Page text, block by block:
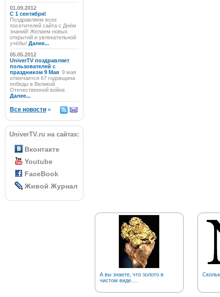
01.09.2012
C 1 сентября!
Поздравляем всех
посетителей сайта с Днём
знаний! Желаем новых
открытий и увлекательной
учёбы! Далее...
05.05.2012
UniverTV поздравляет
пользователей с
праздником 9 Мая 9 мая
отмечается 67 годовщина
победы в Великой
Отечественной войне.
Далее...
Все новости »
UniverTV.ru на сайтах:
Вконтакте
Youtube
FaceBook
Живой Журнал
А вы знаете, что золото в
чистом виде….